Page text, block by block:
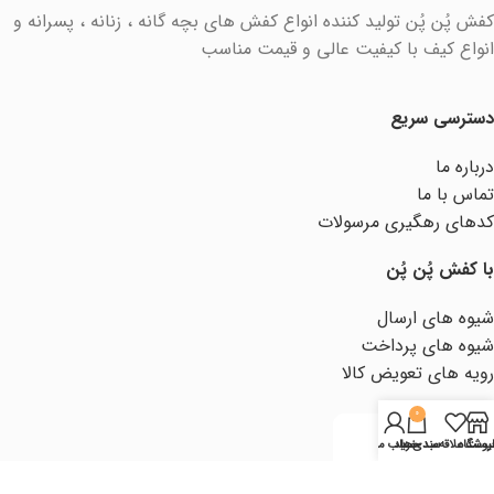
کفش پُن پُن تولید کننده انواع کفش های بچه گانه ، زنانه ، پسرانه و
انواع کیف با کیفیت عالی و قیمت مناسب
دسترسی سریع
درباره ما
تماس با ما
کدهای رهگیری مرسولات
با کفش پُن پُن
شیوه های ارسال
شیوه های پرداخت
رویه های تعویض کالا
لیست علاقه‌مندی‌ها
0
سبد خرید
حساب من